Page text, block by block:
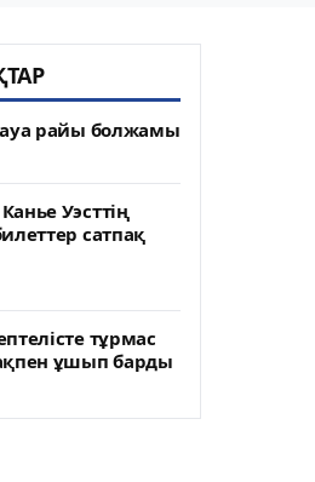
ауа райы болжамы
Уэсттің
сатпақ
тұрмас
ұшып барды